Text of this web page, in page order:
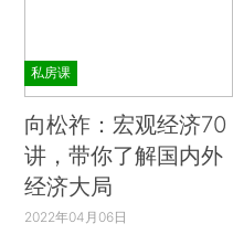
私房课
向松祚：宏观经济70
讲，带你了解国内外
经济大局
2022年04月06日